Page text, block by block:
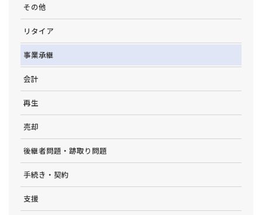
その他
リタイア
事業承継
会計
再生
売却
後継者問題・跡取り問題
手続き・契約
支援